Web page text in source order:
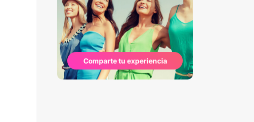
Comparte tu experiencia